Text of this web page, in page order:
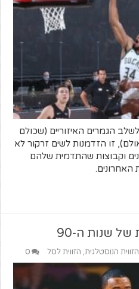
הגמרים האיזוריים (שכולם
זו הזדמנות לשים זרקור לא
וקבוצות שהתדמית שלהם
האחרונים.
שנות ה-90
הזווית הנוסטלגית, הזווית לסל 0